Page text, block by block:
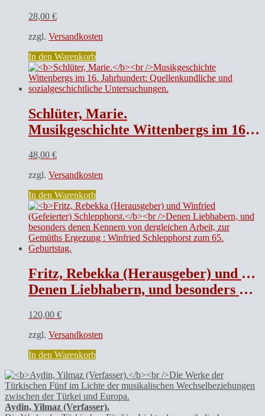
28,00 €
zzgl. Versandkosten
In den Warenkorb
Schlüter, Marie.
Musikgeschichte Wittenbergs im 16. Jahrhundert: Quellenkundliche und sozialgeschichtliche Untersuchungen.
48,00 €
zzgl. Versandkosten
In den Warenkorb
Fritz, Rebekka (Herausgeber) und Winfried (Gefeierter) Schlepphorst.
Denen Liebhabern, und besonders denen Kennern von dergleichen Arbeit, zur Gemüths Ergezung : Winfried Schlepphorst zum 65. Geburtstag.
120,00 €
zzgl. Versandkosten
In den Warenkorb
Aydin, Yilmaz (Verfasser).